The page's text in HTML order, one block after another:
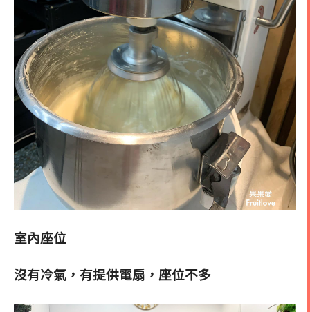
室內座位
沒有冷氣，有提供電扇，座位不多